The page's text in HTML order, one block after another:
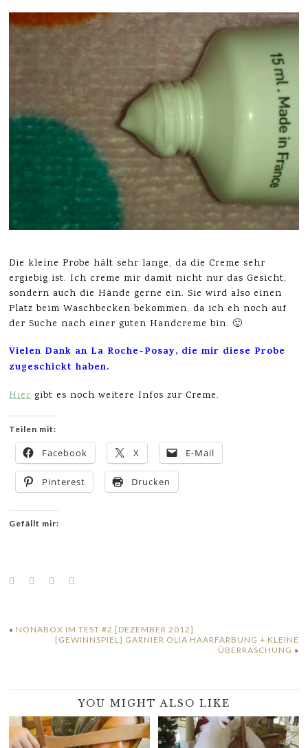
Die kleine Probe hält sehr lange, da die Creme sehr
ergiebig ist. Ich creme mir damit nicht nur das Gesicht,
sondern auch die Hände gerne ein. Sie wird also einen
Platz beim Waschbecken bekommen, da ich eh noch auf
der Suche nach einer guten Handcreme bin. 🙂
Vielen Dank an La Roche-Posay, die mir diese Probe
zugeschickt haben.
Hiergibt es noch weitere Infos zur Creme.
Teilen mit:
Facebook X E-Mail
Pinterest Drucken
Gefällt mir:
« NONABOX IM TEST #2 [DEZEMBER 2012]
[GEWINNSPIEL] GARNIER OLIA HAARFÄRBUNG + KLEINE
ÜBERRASCHUNG »
YOU MIGHT ALSO LIKE